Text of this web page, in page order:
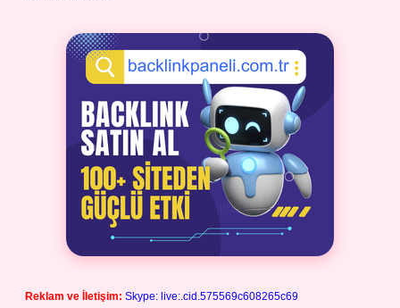
Reklam ve İletişim: Skype: live:.cid.575569c608265c69